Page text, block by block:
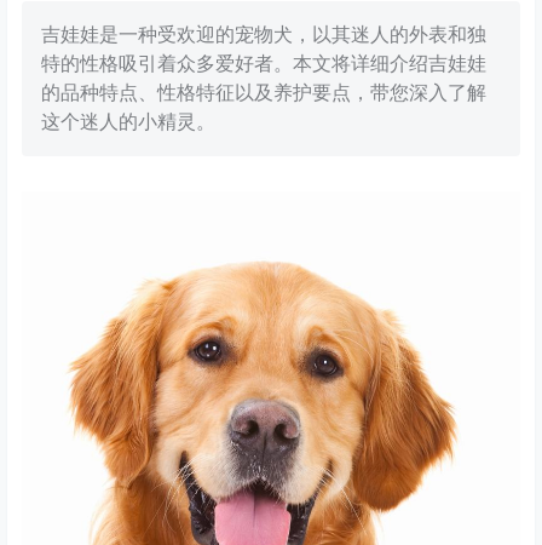
吉娃娃是一种受欢迎的宠物犬，以其迷人的外表和独
特的性格吸引着众多爱好者。本文将详细介绍吉娃娃
的品种特点、性格特征以及养护要点，带您深入了解
这个迷人的小精灵。